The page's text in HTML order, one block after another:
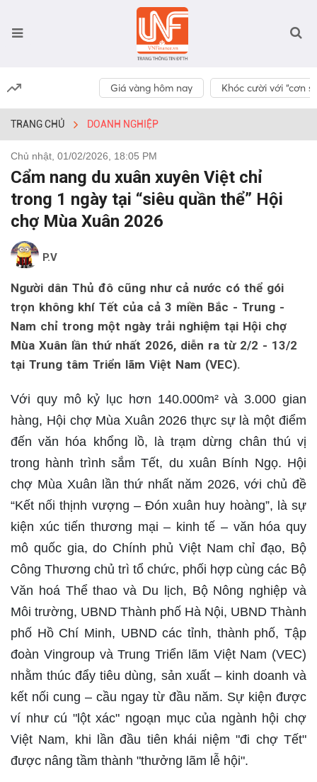
Giá vàng hôm nay Khóc cười với “cơn
TRANG CHỦ DOANH NGHIỆP
Chủ nhật, 01/02/2026, 18:05 PM
Cẩm nang du xuân xuyên Việt chỉ
trong 1 ngày tại “siêu quần thể” Hội
chợ Mùa Xuân 2026
P.V
Người dân Thủ đô cũng như cả nước có thể gói
trọn không khí Tết của cả 3 miền Bắc - Trung -
Nam chỉ trong một ngày trải nghiệm tại Hội chợ
Mùa Xuân lần thứ nhất 2026, diễn ra từ 2/2 - 13/2
tại Trung tâm Triển lãm Việt Nam (VEC).
Với quy mô kỷ lục hơn 140.000m² và 3.000 gian
hàng, Hội chợ Mùa Xuân 2026 thực sự là một điểm
đến văn hóa khổng lồ, là trạm dừng chân thú vị
trong hành trình sắm Tết, du xuân Bính Ngọ. Hội
chợ Mùa Xuân lần thứ nhất năm 2026, với chủ đề
“Kết nối thịnh vượng – Đón xuân huy hoàng”, là sự
kiện xúc tiến thương mại – kinh tế – văn hóa quy
mô quốc gia, do Chính phủ Việt Nam chỉ đạo, Bộ
Công Thương chủ trì tổ chức, phối hợp cùng các Bộ
Văn hoá Thể thao và Du lịch, Bộ Nông nghiệp và
Môi trường, UBND Thành phố Hà Nội, UBND Thành
phố Hồ Chí Minh, UBND các tỉnh, thành phố, Tập
đoàn Vingroup và Trung Triển lãm Việt Nam (VEC)
nhằm thúc đẩy tiêu dùng, sản xuất – kinh doanh và
kết nối cung – cầu ngay từ đầu năm. Sự kiện được
ví như cú "lột xác" ngoạn mục của ngành hội chợ
Việt Nam, khi lần đầu tiên khái niệm "đi chợ Tết"
được nâng tầm thành "thưởng lãm lễ hội".